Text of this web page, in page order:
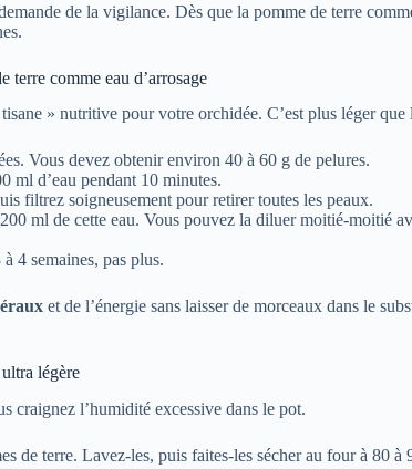
de la vigilance. Dès que la pomme de terre
terre comme eau d’arrosage
» nutritive pour votre orchidée. C’est plus léger que
Vous devez obtenir environ 40 à 60 g de pelures.
ml d’eau pendant 10 minutes.
filtrez soigneusement pour retirer toutes les peaux.
ml de cette eau. Vous pouvez la diluer moitié-moitié
4 semaines, pas plus.
et de l’énergie sans laisser de morceaux dans le
légère
craignez l’humidité excessive dans le pot.
de terre. Lavez-les, puis faites-les sécher au four à 80 à